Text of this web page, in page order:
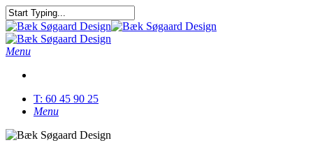
Skip
to
main
content
Close
Search
Menu
T: 60 45 90 25
Menu